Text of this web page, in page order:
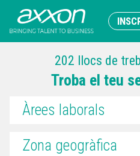
202 llocs de
Troba el teu
Àrees laborals
Zona geogràfica